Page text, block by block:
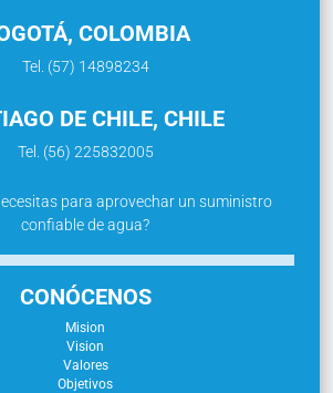
COLOMBIA
Tel. (57) 14898234
DE CHILE, CHILE
Tel. (56) 225832005
para aprovechar un suministro
confiable de agua?
CONÓCENOS
Mision
Vision
Valores
Objetivos